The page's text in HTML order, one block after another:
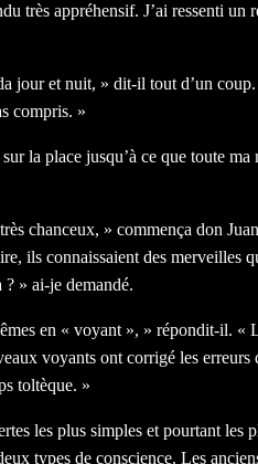
très appréhensif. J’ai ressenti
jour et nuit, » dit-il tout d’un
compris. »
la place jusqu’à ce que toute
chanceux, » commença don
ils connaissaient des merveilles
» ai-je demandé.
en « voyant », » répondit-il. «
voyants ont corrigé les
toltèque. »
les plus simples et pourtant
types de conscience. Les